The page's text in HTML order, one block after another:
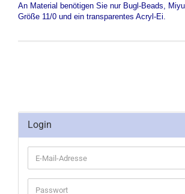
An Material benötigen Sie nur Bugl-Beads,
Größe 11/0 und ein transparentes Acryl-Ei.
Login
E-
Mail-
Adresse
Passwort